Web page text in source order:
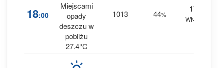
18:00
Miejscami
opady
deszczu w
pobliżu
27.4°C
1013 44%
17
WNW